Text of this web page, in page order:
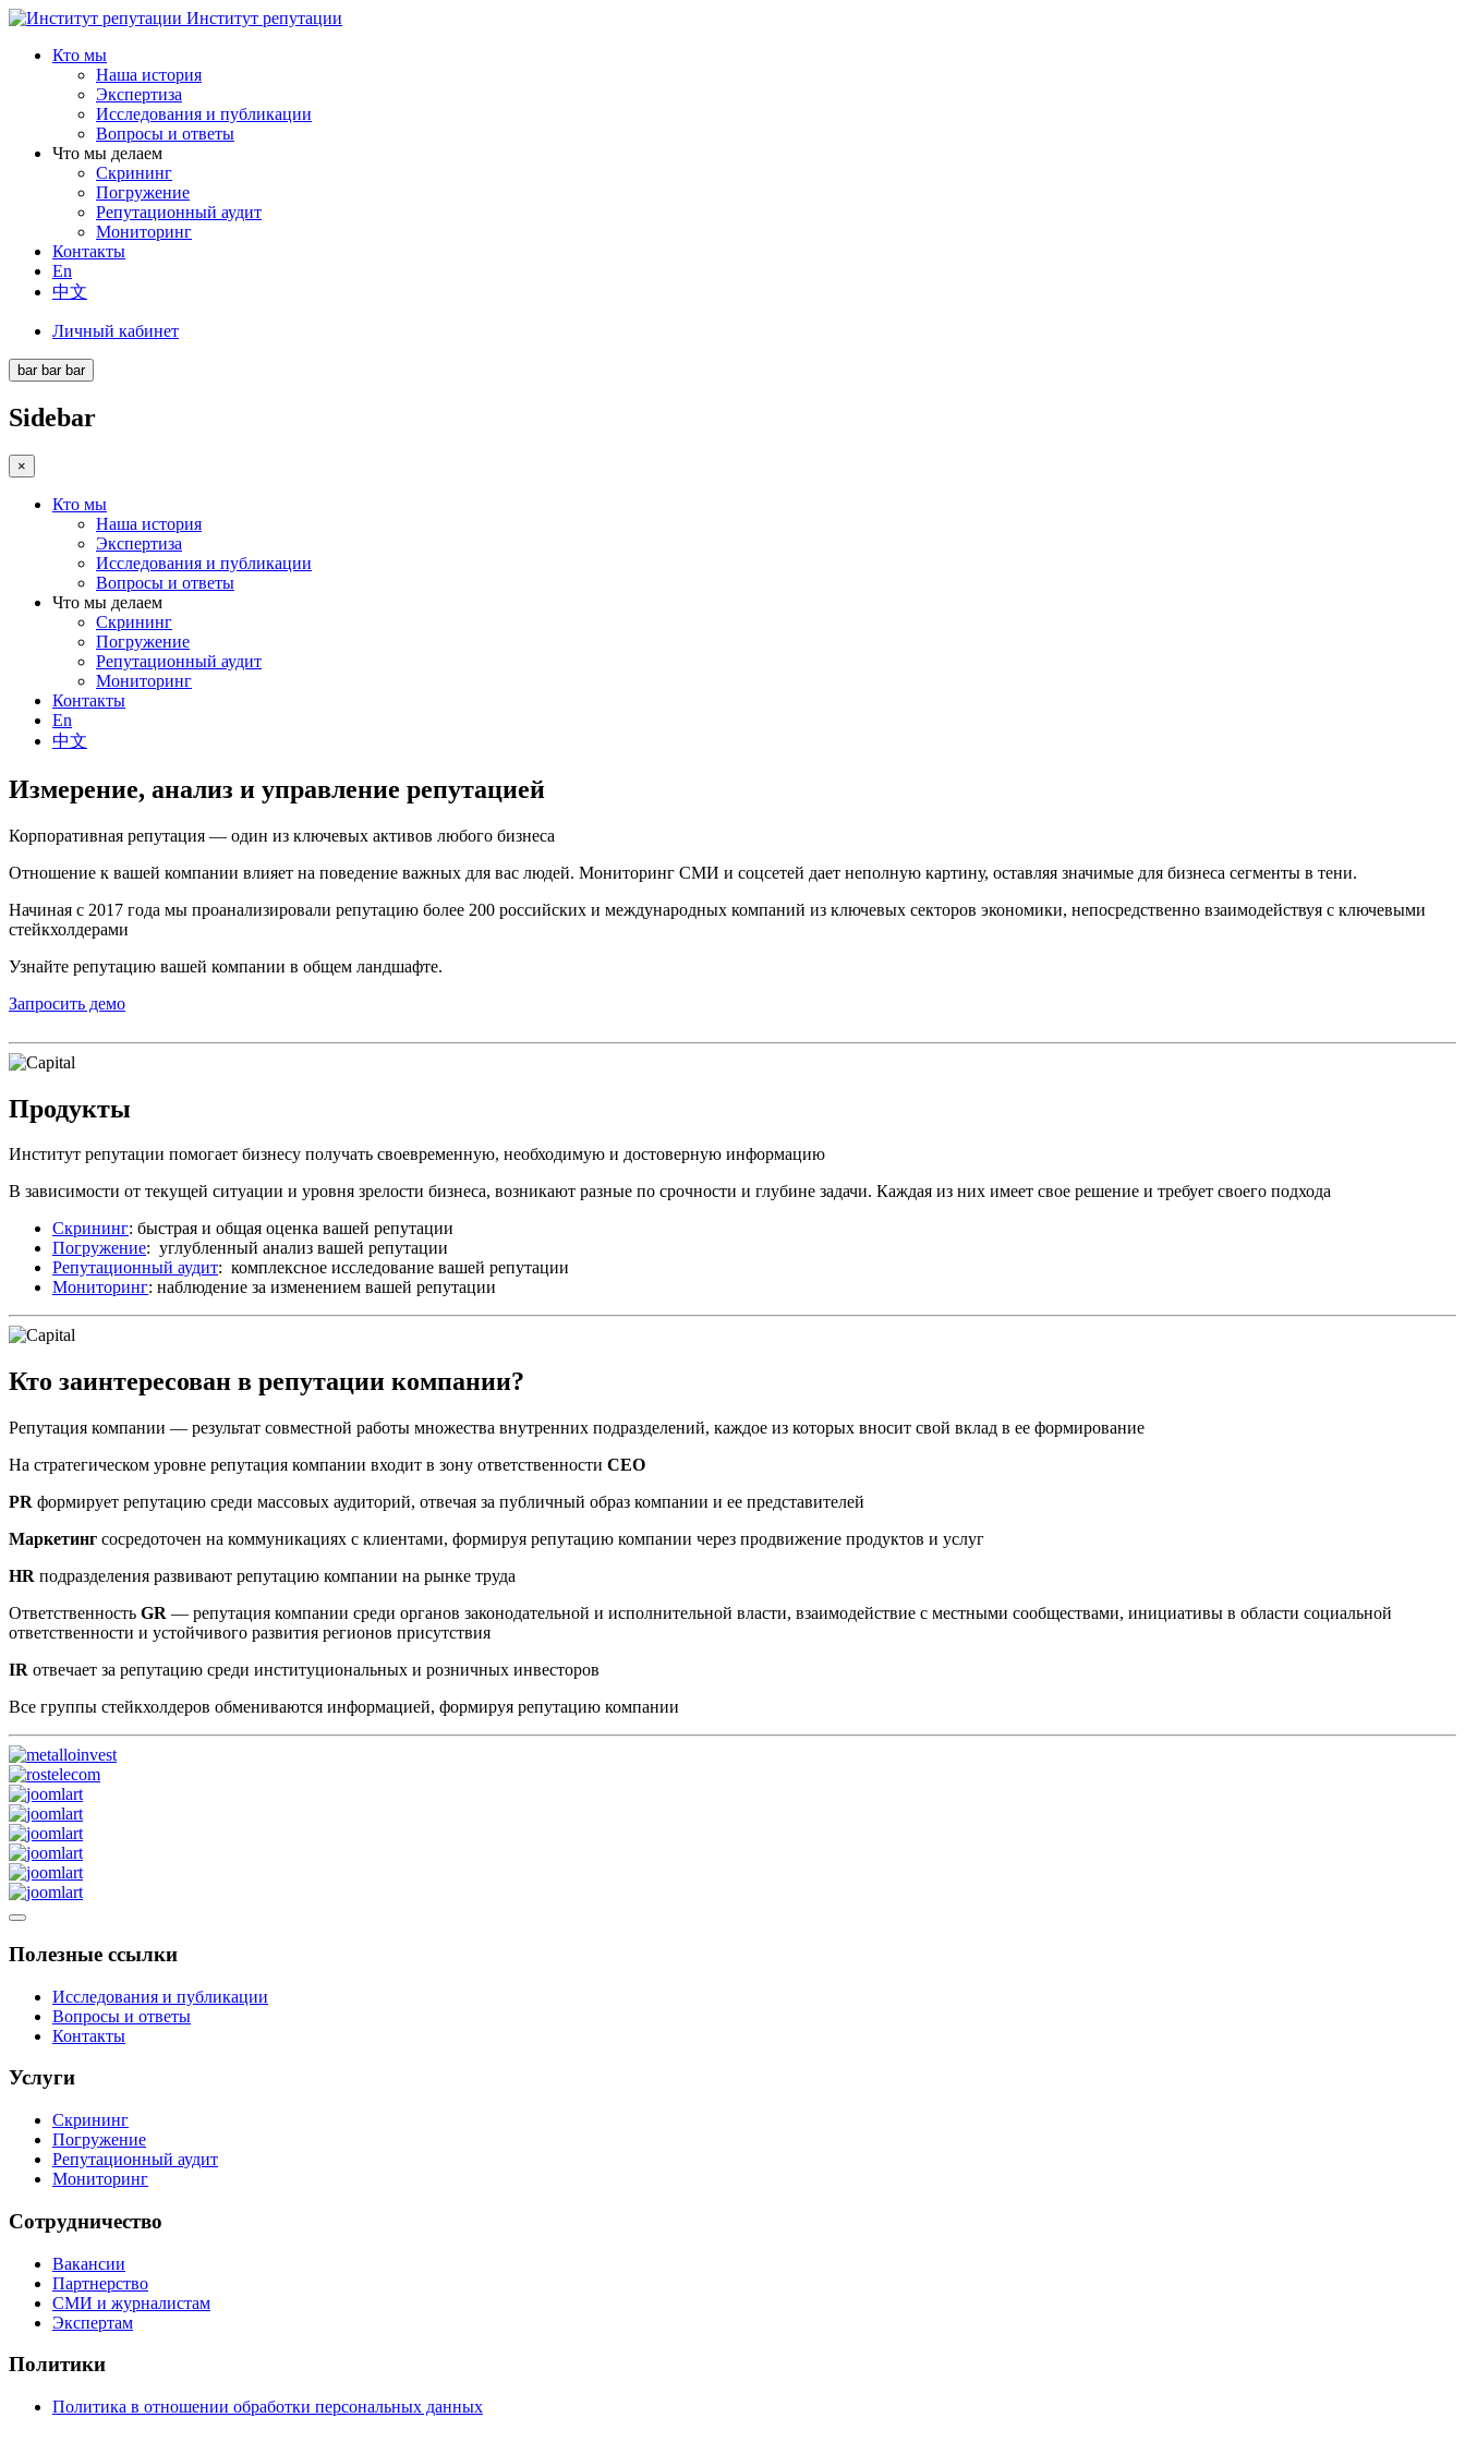
Институт репутации
Кто мы
Наша история
Экспертиза
Исследования и публикации
Вопросы и ответы
Что мы делаем
Скрининг
Погружение
Репутационный аудит
Мониторинг
Контакты
En
中文
Личный кабинет
bar bar bar
Sidebar
×
Кто мы
Наша история
Экспертиза
Исследования и публикации
Вопросы и ответы
Что мы делаем
Скрининг
Погружение
Репутационный аудит
Мониторинг
Контакты
En
中文
Измерение, анализ и управление репутацией
Корпоративная репутация — один из ключевых активов любого бизнеса
Отношение к вашей компании влияет на поведение важных для вас людей. Мониторинг СМИ и соцсетей дает неполную картину, оставляя значимые для бизнеса сегменты в тени.
Начиная с 2017 года мы проанализировали репутацию более 200 российских и международных компаний из ключевых секторов экономики, непосредственно взаимодействуя с ключевыми
стейкхолдерами
Узнайте репутацию вашей компании в общем ландшафте.
Запросить демо
Продукты
Институт репутации помогает бизнесу получать своевременную, необходимую и достоверную информацию
В зависимости от текущей ситуации и уровня зрелости бизнеса, возникают разные по срочности и глубине задачи. Каждая из них имеет свое решение и требует своего подхода
Скрининг: быстрая и общая оценка вашей репутации
Погружение: углубленный анализ вашей репутации
Репутационный аудит: комплексное исследование вашей репутации
Мониторинг: наблюдение за изменением вашей репутации
Кто заинтересован в репутации компании?
Репутация компании — результат совместной работы множества внутренних подразделений, каждое из которых вносит свой вклад в ее формирование
На стратегическом уровне репутация компании входит в зону ответственности CEO
PR формирует репутацию среди массовых аудиторий, отвечая за публичный образ компании и ее представителей
Маркетинг сосредоточен на коммуникациях с клиентами, формируя репутацию компании через продвижение продуктов и услуг
HR подразделения развивают репутацию компании на рынке труда
Ответственность GR — репутация компании среди органов законодательной и исполнительной власти, взаимодействие с местными сообществами, инициативы в области социальной
ответственности и устойчивого развития регионов присутствия
IR отвечает за репутацию среди институциональных и розничных инвесторов
Все группы стейкхолдеров обмениваются информацией, формируя репутацию компании
Полезные ссылки
Исследования и публикации
Вопросы и ответы
Контакты
Услуги
Скрининг
Погружение
Репутационный аудит
Мониторинг
Сотрудничество
Вакансии
Партнерство
СМИ и журналистам
Экспертам
Политики
Политика в отношении обработки персональных данных